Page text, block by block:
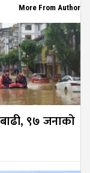
More From Author
९७ जनाको